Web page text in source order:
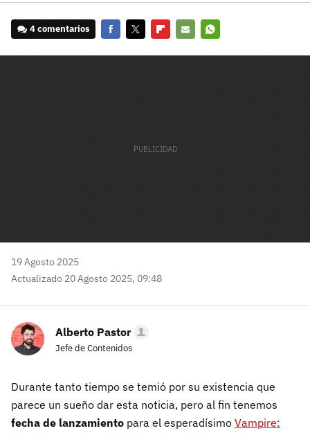
4 comentarios
19 Agosto 2025
Actualizado 20 Agosto 2025, 09:48
Alberto Pastor
Jefe de Contenidos
Durante tanto tiempo se temió por su existencia que
parece un sueño dar esta noticia, pero al fin tenemos
fecha de lanzamiento para el esperadísimo Vampire: